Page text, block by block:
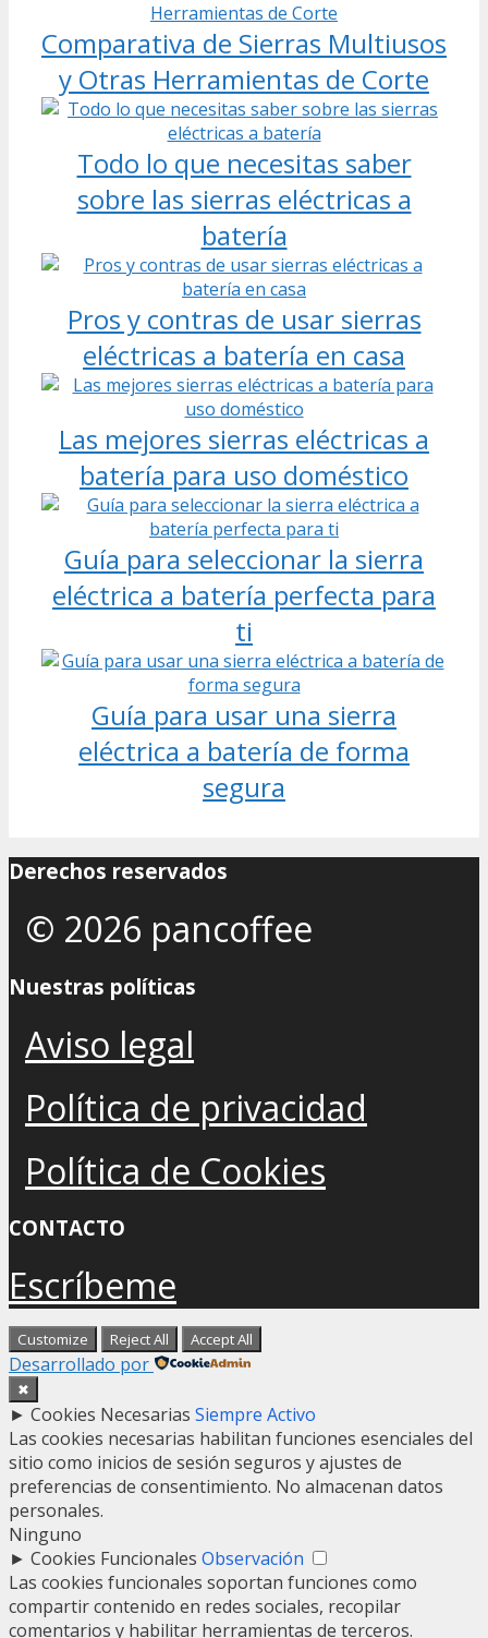
Comparativa de Sierras Multiusos
y Otras Herramientas de Corte
Todo lo que necesitas saber
sobre las sierras eléctricas a
batería
Pros y contras de usar sierras
eléctricas a batería en casa
Las mejores sierras eléctricas a
batería para uso doméstico
Guía para seleccionar la sierra
eléctrica a batería perfecta para
ti
Guía para usar una sierra
eléctrica a batería de forma
segura
Derechos reservados
© 2026 pancoffee
Nuestras políticas
Aviso legal
Política de privacidad
Política de Cookies
CONTACTO
Escríbeme
Customize Reject All Accept All
Desarrollado por
✖
► Cookies Necesarias Siempre Activo
Las cookies necesarias habilitan funciones esenciales del
sitio como inicios de sesión seguros y ajustes de
preferencias de consentimiento. No almacenan datos
personales.
Ninguno
► Cookies Funcionales Observación
Las cookies funcionales soportan funciones como
compartir contenido en redes sociales, recopilar
comentarios y habilitar herramientas de terceros.